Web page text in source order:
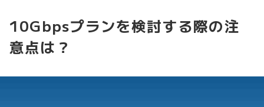
10Gbpsプランを検討する際の注
意点は？